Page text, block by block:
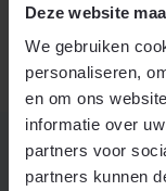
Deze website
We gebruiken
personaliseren,
en om ons
informatie over
partners voor
partners kunnen